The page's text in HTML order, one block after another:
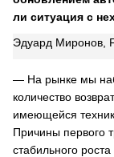
ли ситуация с
Эдуард Миронов,
— На рынке мы
количество
имеющейся
Причины первого
стабильного